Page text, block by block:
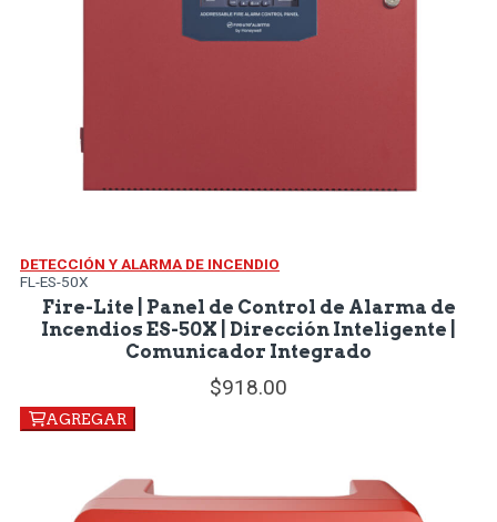
DETECCIÓN Y ALARMA DE INCENDIO
FL-ES-50X
Fire-Lite | Panel de Control de Alarma de
Incendios ES-50X | Dirección Inteligente |
Comunicador Integrado
918.00
AGREGAR